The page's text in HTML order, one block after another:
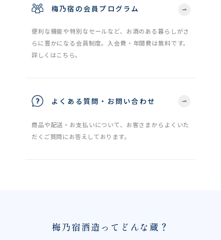
梅乃宿の会員プログラム
便利な機能や特別なセールなど、お酒のある暮らしがさ
らに豊かになる会員制度。入会費・年間費は無料です。
詳しくはこちら。
よくある質問・お問い合わせ
商品や配送・お支払いについて、お客さまからよくいた
だくご質問にお答えしております。
梅乃宿酒造ってどんな蔵？